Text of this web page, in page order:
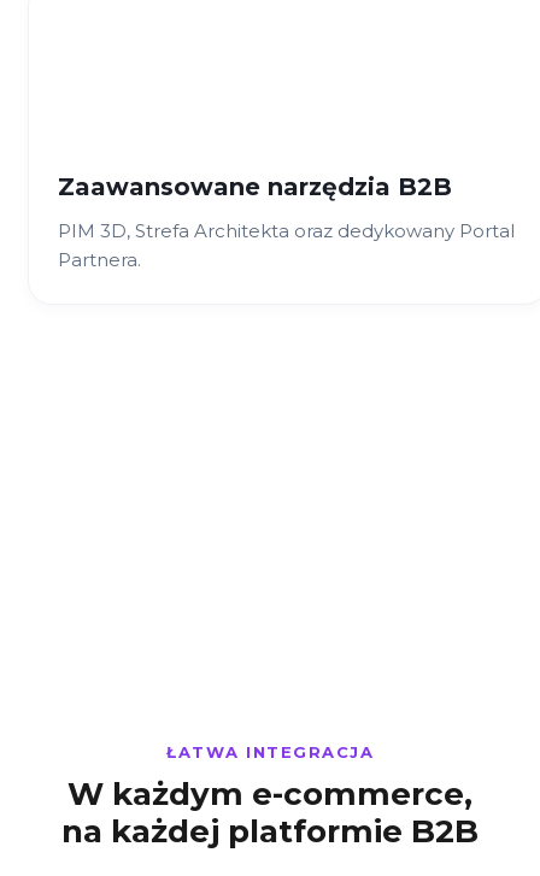
Zaawansowane narzędzia B2B
PIM 3D, Strefa Architekta oraz dedykowany Portal
Partnera.
ŁATWA INTEGRACJA
W każdym e-commerce,
na każdej platformie B2B